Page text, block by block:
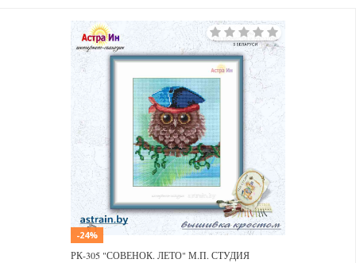
-24%
РК-305 "СОВЕНОК. ЛЕТО" М.П. СТУДИЯ